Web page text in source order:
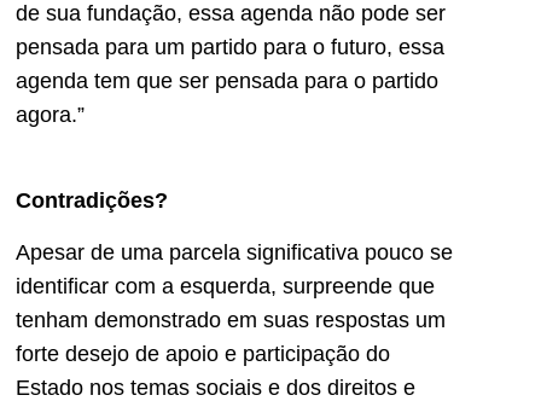
de sua fundação, essa agenda não pode ser
pensada para um partido para o futuro, essa
agenda tem que ser pensada para o partido
agora.”
Contradições?
Apesar de uma parcela significativa pouco se
identificar com a esquerda, surpreende que
tenham demonstrado em suas respostas um
forte desejo de apoio e participação do
Estado nos temas sociais e dos direitos e